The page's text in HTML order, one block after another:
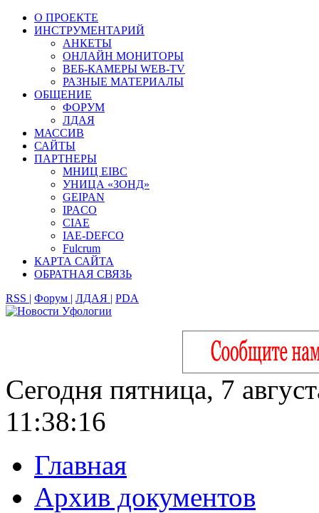
О ПРОЕКТЕ
ИНСТРУМЕНТАРИЙ
АНКЕТЫ
ОНЛАЙН МОНИТОРЫ
ВЕБ-КАМЕРЫ WEB-TV
РАЗНЫЕ МАТЕРИАЛЫ
ОБЩЕНИЕ
ФОРУМ
ЛДАЯ
МАССИВ
САЙТЫ
ПАРТНЕРЫ
МНИЦ EIBC
УНИЦА «ЗОНД»
GEIPAN
IPACO
CIAE
IAE-DEFCO
Fulcrum
КАРТА САЙТА
ОБРАТНАЯ СВЯЗЬ
RSS | Форум | ЛДАЯ | PDA
Сегодня пятница, 7
11:38:17
Главная
Архив документов